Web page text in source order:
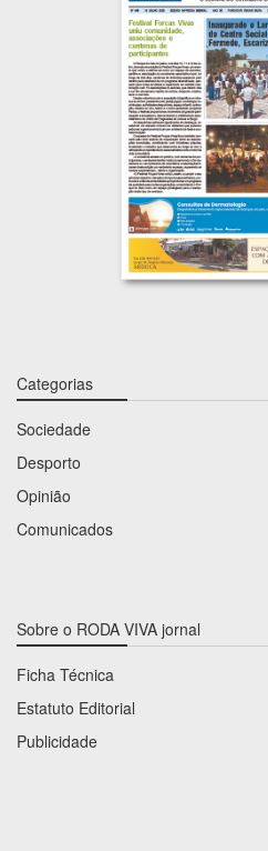
Categorias
Sociedade
Desporto
Opinião
Comunicados
Sobre o RODA VIVA jornal
Ficha Técnica
Estatuto Editorial
Publicidade